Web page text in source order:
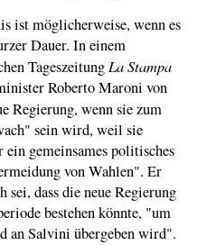
ist möglicherweise, wenn es
Dauer. In einem
Tageszeitung La Stampa
Roberto Maroni von
Regierung, wenn sie zum
sein wird, weil sie
gemeinsames politisches
von Wahlen". Er
sei, dass die neue Regierung
bestehen könnte, "um
an Salvini übergeben wird".